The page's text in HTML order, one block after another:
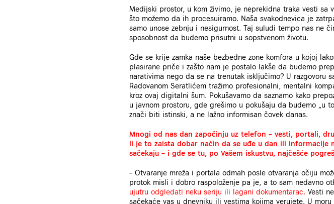
Medijski prostor, u kom živimo, je neprekidna traka vesti sa
što možemo da ih procesuiramo. Naša svakodnevica je
samo unose zebnju i nesigurnost. Taj suludi tempo nas ne
sposobnost da budemo prisutni u sopstvenom životu.
Gde se krije zamka naše bezbedne zone komfora u kojoj
plasirane priče i zašto nam je postalo lakše da budemo
narativima nego da se na trenutak isključimo? U razgovoru
Radovanom Seratlićem tražimo profesionalni, mentalni
kroz ovaj digitalni šum. Pokušavamo da saznamo kako
u javnom prostoru, gde grešimo u pokušaju da budemo „u
znači biti istinski, a ne lažno informisan čovek danas.
Mnogi od nas dan započinju uz telefon – vesti, portali,
li je to zaista dobar način da se uđe u dan ili informacije
sačekaju – i gde se tu, po Vašem iskustvu, najčešće
– Otvaranje mreža i portala odmah posle otvaranja očiju
protok misli i dobro raspoloženje pa je, a to sam nedavno
ujutru odgledati neku seriju ili lagani dokumentarac. Vesti
sačekaće vas u dnevniku ili vestima kojima verujete. U